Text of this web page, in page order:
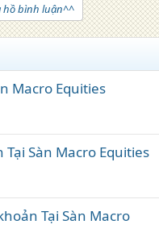
hồ bình luận^^
Macro Equities
Tại Sàn Macro Equities
Tại Sàn Macro